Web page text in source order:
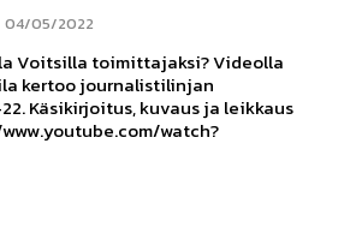
04/05/2022
toimittajaksi? Videolla
kertoo journalistilinjan